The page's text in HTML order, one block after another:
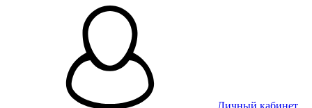
Личный кабинет